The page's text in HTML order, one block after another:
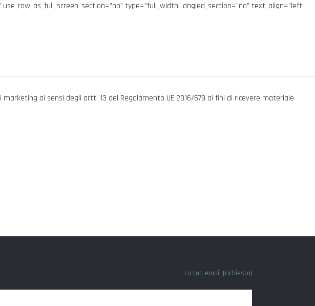
type=”full_width” angled_section=”no” text_align=”left”
ai sensi degli artt. 13 del Regolamento UE 2016/679 ai fini di ricevere materiale
La tua email (richiesto)